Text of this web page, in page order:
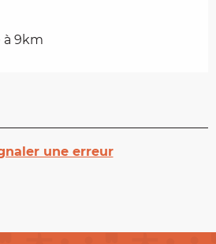
à 9km
une erreur